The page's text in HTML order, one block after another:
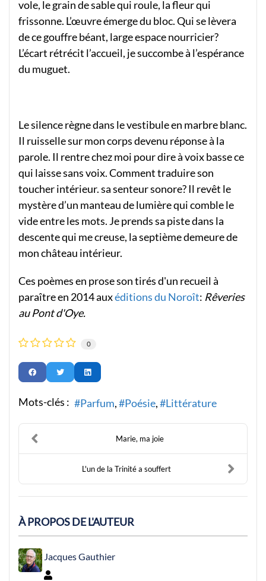
vole, le grain de sable qui roule, la fleur qui
frissonne. L’œuvre émerge du bloc. Qui se lèvera
de ce gouffre béant, large espace nourricier?
L’écart rétrécit l’accueil, je succombe à l’espérance
du muguet.
Le silence règne dans le vestibule en marbre blanc.
Il ruisselle sur mon corps devenu réponse à la
parole. Il rentre chez moi pour dire à voix basse ce
qui laisse sans voix. Comment traduire son
toucher intérieur. sa senteur sonore? Il revêt le
mystère d’un manteau de lumière qui comble le
vide entre les mots. Je prends sa piste dans la
descente qui me creuse, la septième demeure de
mon château intérieur.
Ces poèmes en prose son tirés d'un recueil à
paraître en 2014 auxéditions du Noroît: Rêveries
au Pont d'Oye.
0
Mots-clés : Parfum Poésie Littérature
Marie, ma joie
L'un de la Trinité a souffert
À PROPOS DE L'AUTEUR
Jacques Gauthier
Jacques Gauthier